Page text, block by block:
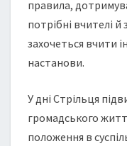
правила,
потрібні вчителі
захочеться вчити
настанови.
У дні Стрільця
громадського
положення в